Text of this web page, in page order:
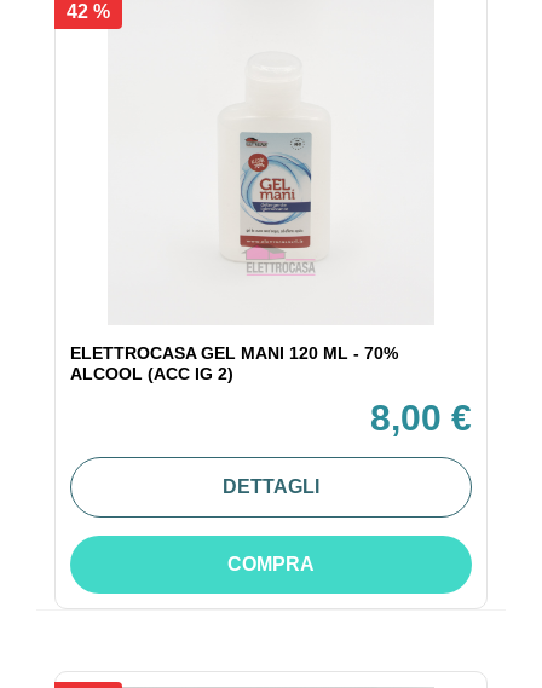
42 %
ELETTROCASA GEL MANI 120 ML - 70%
ALCOOL (ACC IG 2)
8,00 €
DETTAGLI
COMPRA